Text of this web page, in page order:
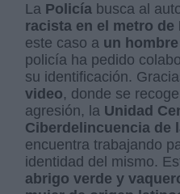
La Policía busca al
racista en el metro de
este caso a un
policía ha pedido
su identificación.
video, donde se
agresión, la Unidad
Ciberdelincuencia de
encuentra trabajando
identidad del mismo.
abrigo verde y